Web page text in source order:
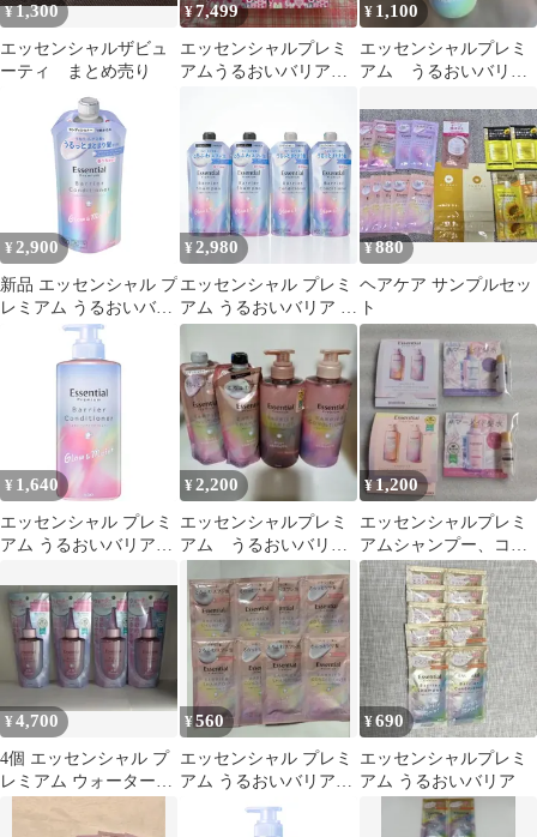
¥1,300
エッセンシャルザビュ
ーティ まとめ売り
¥7,499
エッセンシャルプレミ
アムうるおいバリアシ
¥ 1,100
エッセンシャルプレミ
アム うるおいバリア
¥ 2,900
新品 エッセンシャル プ
レミアム うるおいバリ
アコンディショナー グ
ロウ＆モイスト つめか
え用 340ml
¥2,980
エッセンシャル プレミ
アム うるおいバリア シ
ャンプー＆コンディシ
ョナー 【グロウ＆モイ
スト】つめかえ用 各2
本（計4本セット）
¥880
ヘアケア サンプルセッ
ト
¥ 1,640
エッセンシャル プレミ
アム うるおいバリアコ
＆モイスト ポンプ
450ml
¥2,200
エッセンシャルプレミ
アム うるおいバリ
ィショナー セット
¥1,200
エッセンシャルプレミ
アムシャンプー、コン
ディショナー、ヘアト
リートメントのセット
¥4,700
4個 エッセンシャル プ
レミアム ウォータート
¥560
エッセンシャル プレミ
アム うるおいバリアシ
ャンプー＆コンディシ
ョナー セット
¥690
エッセンシャルプレミ
アム うるおいバリア